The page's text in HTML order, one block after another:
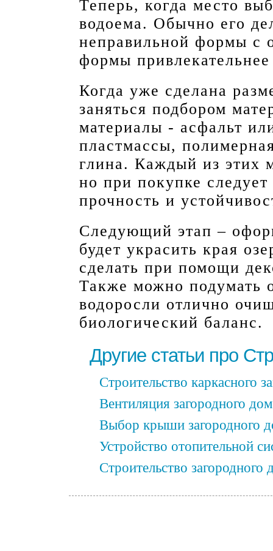
Теперь, когда место
водоема. Обычно его
неправильной формы с
формы
Когда уже сделана
заняться подбором
материалы - асфальт
пластмассы,
глина. Каждый из этих
но при покупке
прочность и
Следующий этап –
будет украсить края
сделать при помощи
Также можно подумать
водоросли отлично
биологический баланс.
Другие статьи про
Строительство каркасного
Вентиляция загородного
Выбор крыши загородного
Устройство отопительной
Строительство загородного